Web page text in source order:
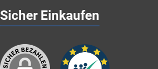
Sicher Einkaufen